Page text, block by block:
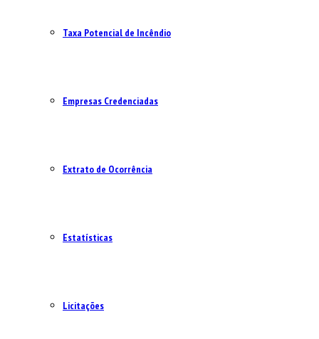
Taxa Potencial de Incêndio
Empresas Credenciadas
Extrato de Ocorrência
Estatísticas
Licitações